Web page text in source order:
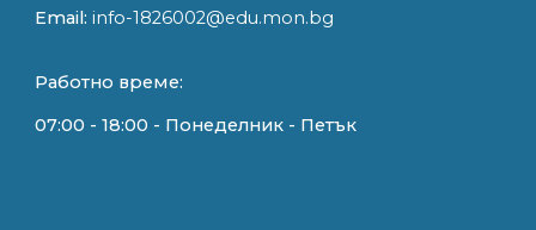
Email:info-1826002@edu.mon.bg
Работно време:
07:00 - 18:00 - Понеделник - Петък